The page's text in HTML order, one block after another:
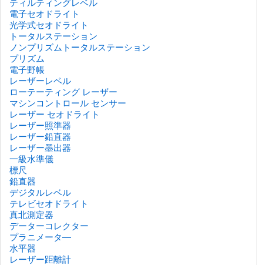
ティルティングレベル
電子セオドライト
光学式セオドライト
トータルステーション
ノンプリズムトータルステーション
プリズム
電子野帳
レーザーレベル
ローテーティング レーザー
マシンコントロール センサー
レーザー セオドライト
レーザー照準器
レーザー鉛直器
レーザー墨出器
一級水準儀
標尺
鉛直器
デジタルレベル
テレビセオドライト
真北測定器
データーコレクター
プラニメータ―
水平器
レーザー距離計